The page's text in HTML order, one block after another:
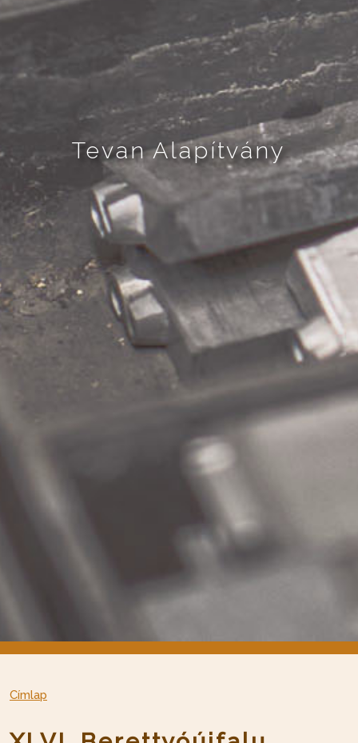
Tevan Alapítvány
Címlap